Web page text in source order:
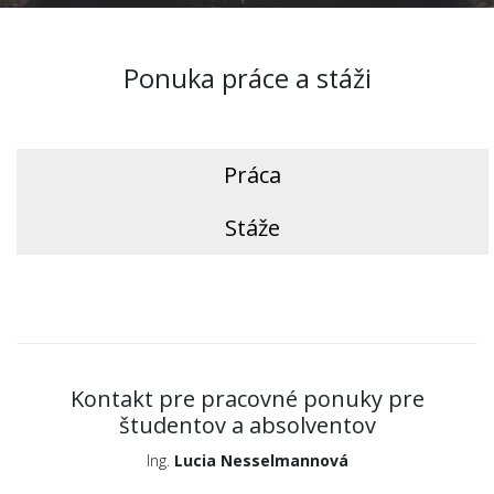
Ponuka práce a stáži
Práca
Stáže
Kontakt pre pracovné ponuky pre
študentov a absolventov
Ing. Lucia Nesselmannová